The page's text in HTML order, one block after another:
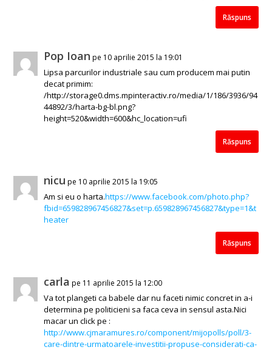
Răspuns
Pop Ioan pe 10 aprilie 2015 la 19:01
Lipsa parcurilor industriale sau cum producem mai putin
decat primim:
/http://storage0.dms.mpinteractiv.ro/media/1/186/3936/94
44892/3/harta-bg-bl.png?
height=520&width=600&hc_location=ufi
Răspuns
nicu pe 10 aprilie 2015 la 19:05
Am si eu o harta.https://www.facebook.com/photo.php?
fbid=659828967456827&set=p.659828967456827&type=1&t
heater
Răspuns
carla pe 11 aprilie 2015 la 12:00
Va tot plangeti ca babele dar nu faceti nimic concret in a-i
determina pe politicieni sa faca ceva in sensul asta.Nici
macar un click pe :
http://www.cjmaramures.ro/component/mijopolls/poll/3-
care-dintre-urmatoarele-investitii-propuse-considerati-ca-